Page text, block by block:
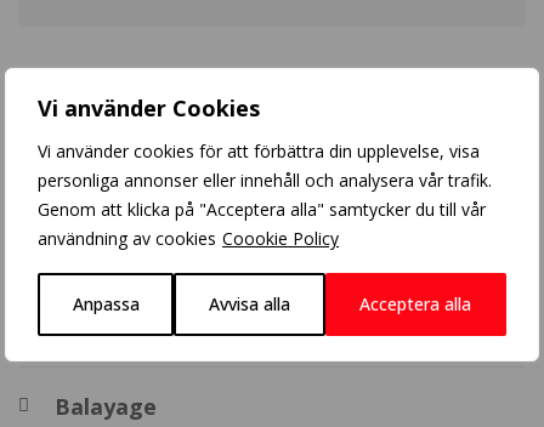
Vi använder Cookies
Vi använder cookies för att förbättra din upplevelse, visa
personliga annonser eller innehåll och analysera vår trafik.
Genom att klicka på "Acceptera alla" samtycker du till vår
användning av cookies Coookie Policy
Anpassa Avvisa alla Acceptera alla
Arkiv
Populära inlägg
Crazy Color
Balayage